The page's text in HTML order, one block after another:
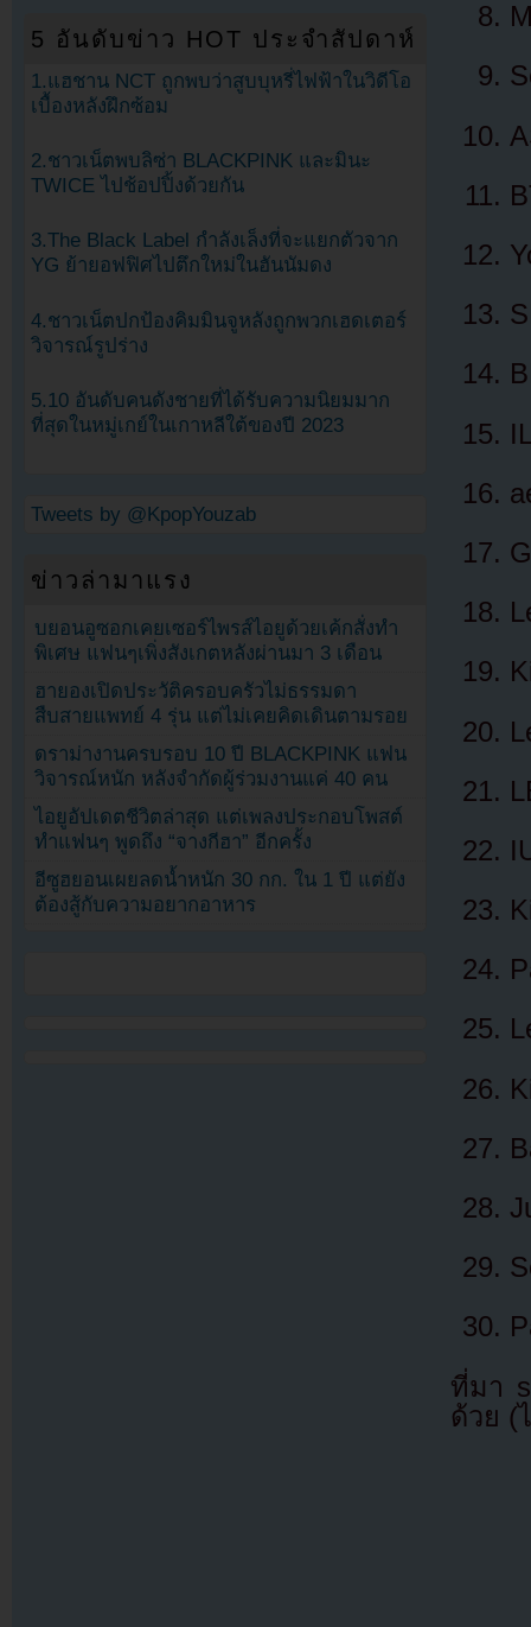
ที่มา
ด้วย (
5 อันดับข่าว HOT ประจำสัปดาห์
1.แฮชาน NCT ถูกพบว่าสูบบุหรี่ไฟฟ้าในวิดีโอ
เบื้องหลังฝึกซ้อม
2.ชาวเน็ตพบลิซ่า BLACKPINK และมินะ
TWICE ไปช้อปปิ้งด้วยกัน
3.The Black Label กำลังเล็งที่จะแยกตัวจาก
YG ย้ายอฟฟิศไปตึกใหม่ในฮันนัมดง
4.ชาวเน็ตปกป้องคิมมินจูหลังถูกพวกเฮดเตอร์
วิจารณ์รูปร่าง
5.10 อันดับคนดังชายที่ได้รับความนิยมมาก
ที่สุดในหมู่เกย์ในเกาหลีใต้ของปี 2023
Tweets by @KpopYouzab
ข่าวล่ามาแรง
บยอนอูซอกเคยเซอร์ไพรส์ไอยูด้วยเค้กสั่งทำ
พิเศษ แฟนๆเพิ่งสังเกตหลังผ่านมา 3 เดือน
ฮายองเปิดประวัติครอบครัวไม่ธรรมดา
สืบสายแพทย์ 4 รุ่น แต่ไม่เคยคิดเดินตามรอย
ดราม่างานครบรอบ 10 ปี BLACKPINK แฟน
วิจารณ์หนัก หลังจำกัดผู้ร่วมงานแค่ 40 คน
ไอยูอัปเดตชีวิตล่าสุด แต่เพลงประกอบโพสต์
ทำแฟนๆ พูดถึง “จางกีฮา” อีกครั้ง
อีซูฮยอนเผยลดน้ำหนัก 30 กก. ใน 1 ปี แต่ยัง
ต้องสู้กับความอยากอาหาร